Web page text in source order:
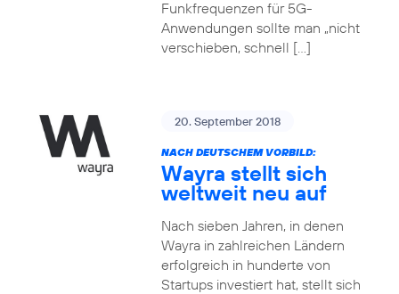
Funkfrequenzen für 5G-
Anwendungen sollte man „nicht
verschieben, schnell […]
20. September 2018
NACH DEUTSCHEM VORBILD:
Wayra stellt sich
weltweit neu auf
Nach sieben Jahren, in denen
Wayra in zahlreichen Ländern
erfolgreich in hunderte von
Startups investiert hat, stellt sich